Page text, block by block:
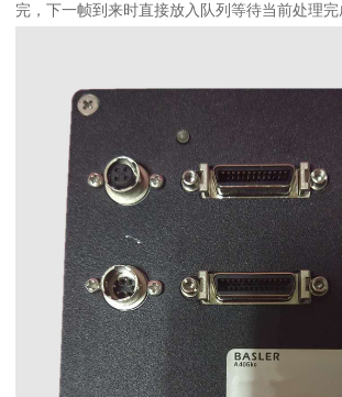
完，下一帧到来时直接放入队列等待当前处理完